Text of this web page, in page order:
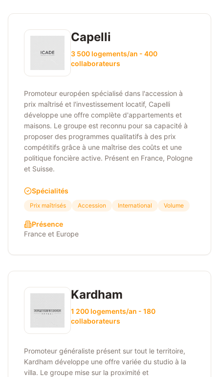
Capelli
3 500 logements/an - 400
collaborateurs
Promoteur européen spécialisé dans l'accession à
prix maîtrisé et l'investissement locatif, Capelli
développe une offre complète d'appartements et
maisons. Le groupe est reconnu pour sa capacité à
proposer des programmes qualitatifs à des prix
compétitifs grâce à une maîtrise des coûts et une
politique foncière active. Présent en France, Pologne
et Suisse.
Spécialités
Prix maîtrisés Accession International Volume
Présence
France et Europe
Kardham
1 200 logements/an - 180
collaborateurs
Promoteur généraliste présent sur tout le territoire,
Kardham développe une offre variée du studio à la
villa. Le groupe mise sur la proximité et